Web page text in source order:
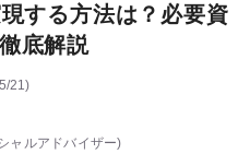
する方法は？必要資
底解説
21)
ャルアドバイザー)